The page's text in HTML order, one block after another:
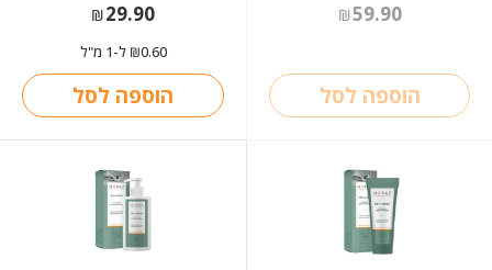
₪59.90
הוספה לסל
₪29.90
₪0.60 ל-1 מ"ל
הוספה לסל